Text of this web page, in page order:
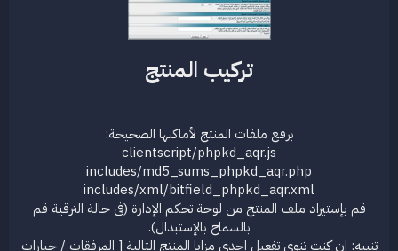
تركيب المنتج​
برفع ملفات المنتج لأماكنها الصحيحة:
clientscript/phpkd_aqr.js
includes/md5_sums_phpkd_aqr.php
includes/xml/bitfield_phpkd_aqr.xml
قم بإستيراد ملف المنتج من لوحة تحكم الإدارة (فى حالة الترقية قم
بالسماح بالإستبدال).
تنبيه: إن كنت تنوى تفعيل إحدى مزايا المنتج التالية [ المرفقات / خيارات